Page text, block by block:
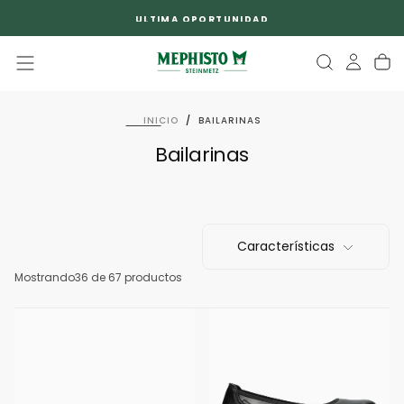
ULTIMA OPORTUNIDAD
INICIO / BAILARINAS
Bailarinas
Características
Mostrando36 de 67 productos